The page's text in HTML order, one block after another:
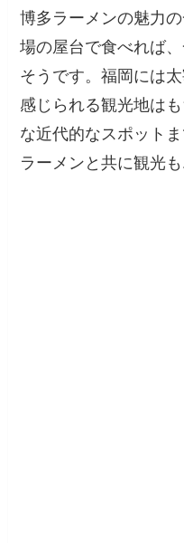
博多ラーメンの魅力
場の屋台で食べれば
そうです。福岡には
感じられる観光地は
な近代的なスポット
ラーメンと共に観光